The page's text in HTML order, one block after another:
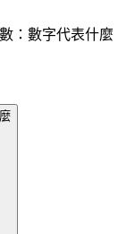
：數字代表什麼